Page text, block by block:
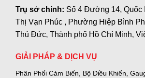
Trụ sở chính: Số 4 Đường 14, Quốc
Thị Vạn Phúc , Phường Hiệp Bình
Thủ Đức, Thành phố Hồ Chí Minh,
GIẢI PHÁP & DỊCH VỤ
Phân Phối Cảm Biến, Bộ Điều Khiển,